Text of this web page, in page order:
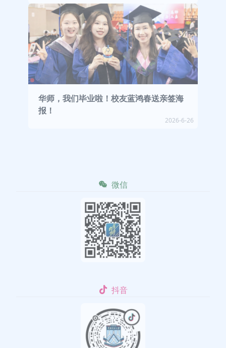
华师，我们毕业啦！校友蓝鸿春送亲签海
报！
2026-6-26
微信
抖音